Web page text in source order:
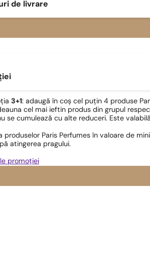
de livrare
3+1: adaugă în coș cel puțin 4 produse
cel mai ieftin produs din grupul
se cumulează cu alte reduceri. Este
produselor Paris Perfumes în valoare de
atingerea pragului.
promoției